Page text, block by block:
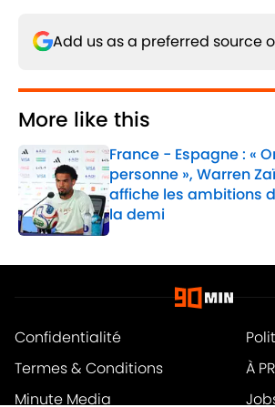
Add us as a preferred source
More like this
France - Espagne : «
personne », Warren
affiche les ambitions
la demi
Published by on Invalid Date
Confidentialité
Termes & Conditions
À
Minute Media